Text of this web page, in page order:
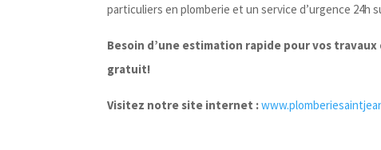
particuliers en plomberie et un service d’urgence 24h
Besoin d’une estimation rapide pour vos travaux
gratuit!
Visitez notre site internet :